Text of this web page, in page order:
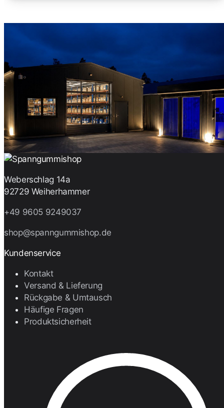
Weberschlag 14a
92729 Weiherhammer
+49 9605 9249037
shop@spanngummishop.de
Kundenservice
Kontakt
Versand & Lieferung
Rückgabe & Umtausch
Häufige Fragen
Produktsicherheit